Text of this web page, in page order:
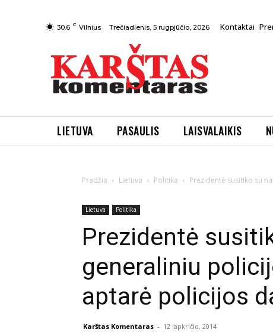
30.6 C Vilnius Trečiadienis, 5 rugpjūčio, 2026 Kontaktai
LIETUVA PASAULIS LAISVALAIKIS
Pradžia Lietuva Politika Prezidentė susitiko su
Lietuva Politika
Prezidentė
generaliniu
aptarė policijos
Karštas Komentaras - 12 lapkričio, 2014